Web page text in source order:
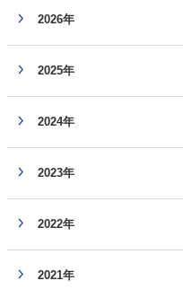
2026年
2025年
2024年
2023年
2022年
2021年